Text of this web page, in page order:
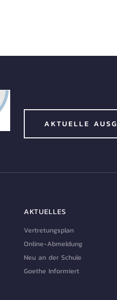
AKTUELLE
AKTUELLES
Vertretungsplan
Online-Abmeldung
Neu an der Schule
Goethe Informiert